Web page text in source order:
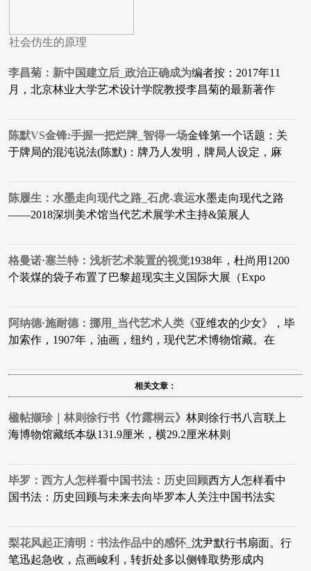
社会仿生的原理
李昌菊：新中国建立后_政治正确成为编者按：2017年11
月，北京林业大学艺术设计学院教授李昌菊的最新著作
陈默VS金锋:手握一把烂牌_智得一场金锋第一个话题：关
于牌局的混沌说法(陈默)：牌乃人发明，牌局人设定，麻
陈履生：水墨走向现代之路_石虎-袁运水墨走向现代之路
——2018深圳美术馆当代艺术展学术主持&策展人
格曼诺·塞兰特：浅析艺术装置的视觉1938年，杜尚用1200
个装煤的袋子布置了巴黎超现实主义国际大展（Expo
阿纳德·施耐德：挪用_当代艺术人类 ​《亚维农的少女》，毕
加索作，1907年，油画，纽约，现代艺术博物馆藏。在
相关文章：
楹帖撷珍｜​林则徐行书《竹露桐云》 林则徐行书八言联上
海博物馆藏纸本纵131.9厘米，横29.2厘米​林则
毕罗：西方人怎样看中国书法：历史回顾西方人怎样看中
国书法：历史回顾与未来去向毕罗本人关注中国书法实
梨花风起正清明：书法作品中的感怀_ 沈尹默行书扇面。行
笔迅起急收，点画峻利，转折处多以侧锋取势形成内